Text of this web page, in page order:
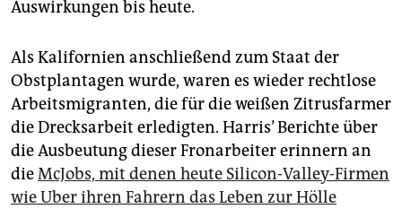
Auswirkungen bis heute.
Als Kalifornien anschließend zum Staat der
Obstplantagen wurde, waren es wieder rechtlose
Arbeitsmigranten, die für die weißen Zitrusfarmer
die Drecksarbeit erledigten. Harris’ Berichte über
die Ausbeutung dieser Fronarbeiter erinnern an
dieMcJobs, mit denen heute Silicon-Valley-Firmen
wie Uber ihren Fahrern das Leben zur Hölle